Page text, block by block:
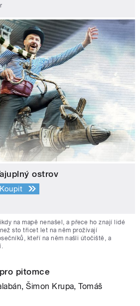
ostrov
Koupit
na mapě nenašel, a přece ho znají lidé
sto třicet let na něm prožívají
kteří na něm našli útočiště, a
pitomce
Šimon Krupa, Tomáš